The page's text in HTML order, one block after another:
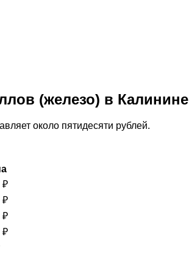
(железо) в Калинине
около пятидесяти рублей.
₽
₽
₽
₽